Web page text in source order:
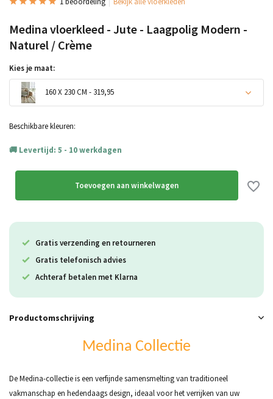
Medina vloerkleed - Jute - Laagpolig Modern -
Naturel / Crème
Kies je maat:
160 X 230 CM - 319,95
Beschikbare kleuren:
Levertijd: 5 - 10 werkdagen
Toevoegen aan winkelwagen
Gratis verzending en retourneren
Gratis telefonisch advies
Achteraf betalen met Klarna
Productomschrijving
Medina Collectie
De Medina-collectie is een verfijnde samensmelting van traditioneel
vakmanschap en hedendaags design, ideaal voor het verrijken van uw